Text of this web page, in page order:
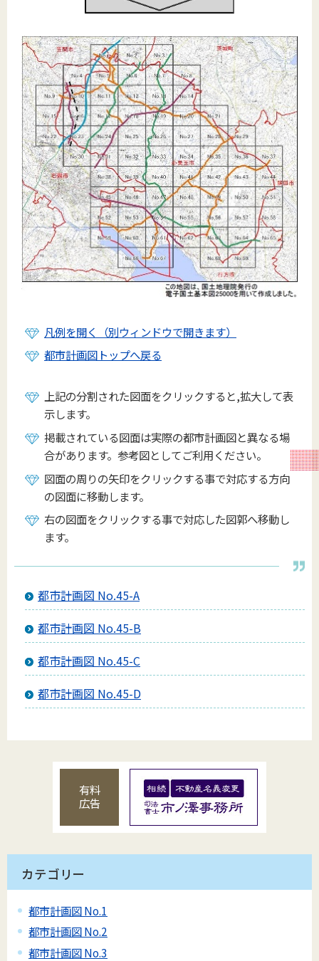
凡例を開く（別ウィンドウで開きます）
都市計画図トップへ戻る
上記の分割された図面をクリックすると,拡大して表
示します。
掲載されている図面は実際の都市計画図と異なる場
合があります。参考図としてご利用ください。
図面の周りの矢印をクリックする事で対応する方向
の図面に移動します。
右の図面をクリックする事で対応した図郭へ移動し
ます。
都市計画図 No.45-A
都市計画図 No.45-B
都市計画図 No.45-C
都市計画図 No.45-D
有料
広告
カテゴリー
都市計画図 No.1
都市計画図 No.2
都市計画図 No.3